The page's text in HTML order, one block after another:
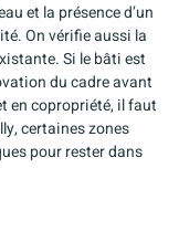
et la présence d’un
On vérifie aussi la
Si le bâti est
du cadre avant
en copropriété, il faut
certaines zones
pour rester dans